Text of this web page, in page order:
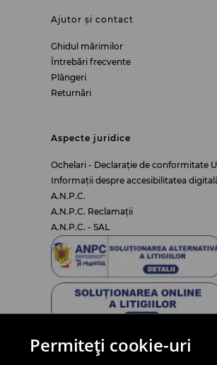
Permiteți cookie-uri
Ajutor și contact
Ghidul mărimilor
Întrebări frecvente
Plângeri
Returnări
Aspecte juridice
Ochelari - Declarație de conformitate
Informații despre accesibilitatea
A.N.P.C.
A.N.P.C. Reclamații
A.N.P.C. - SAL
LPP